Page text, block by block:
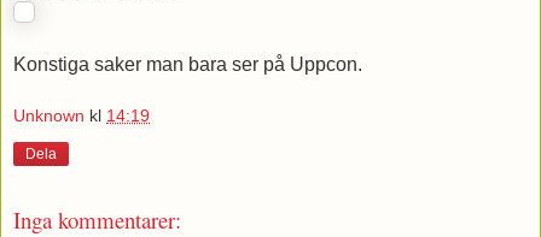
Konstiga saker man bara ser på Uppcon.
Unknown kl 14:19
Dela
Inga kommentarer: